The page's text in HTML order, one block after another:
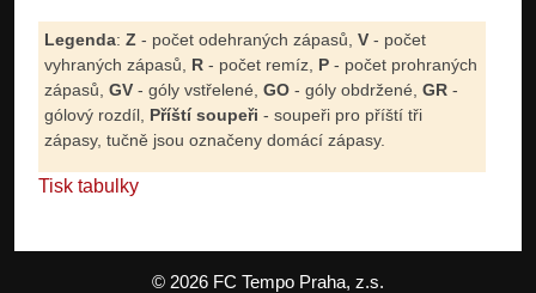
Legenda: Z - počet odehraných zápasů, V - počet
vyhraných zápasů, R - počet remíz, P - počet prohraných
zápasů, GV - góly vstřelené, GO - góly obdržené, GR -
gólový rozdíl, Příští soupeři - soupeři pro příští tři
zápasy, tučně jsou označeny domácí zápasy.
Tisk tabulky
© 2026 FC Tempo Praha, z.s.